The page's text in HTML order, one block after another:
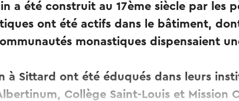
a été construit au 17ème siècle par les
ont été actifs dans le bâtiment,
monastiques dispensaient
à Sittard ont été éduqués dans leurs
Collège Saint-Louis et Mission